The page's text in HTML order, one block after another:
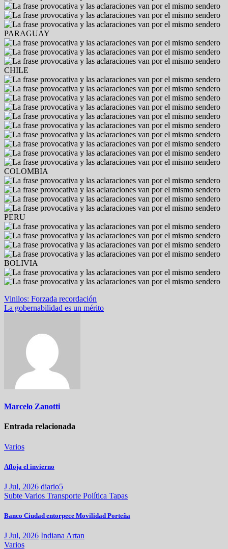
PARAGUAY
CHILE
COLOMBIA
PERU
BOLIVIA
Navegación
de
Vinilos: Forzada recordación
La gobernabilidad es un mérito
Marcelo Zanotti
Entrada relacionada
Varios
Afloja el invierno
J Jul, 2026 diario5
Subte Varios Transporte Política Tapas
Banco Ciudad entorpece Movilidad Porteña
J Jul, 2026 Indiana Artan
Varios